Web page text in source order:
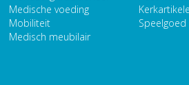
Medische voeding
Mobiliteit
Medisch meubilair
Speelgoed